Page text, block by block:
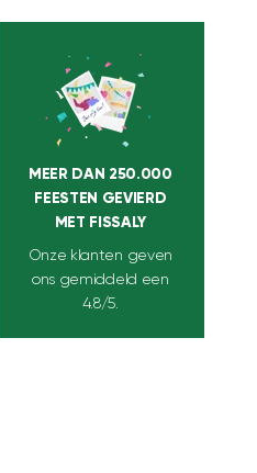
MEER DAN 250.000
FEESTEN GEVIERD
MET FISSALY
Onze klanten geven
ons gemiddeld een
4.8/5.